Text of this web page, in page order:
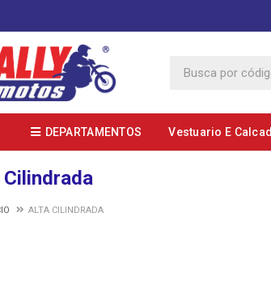
DEPARTAMENTOS Vestuario E
ALTA CILINDRADA